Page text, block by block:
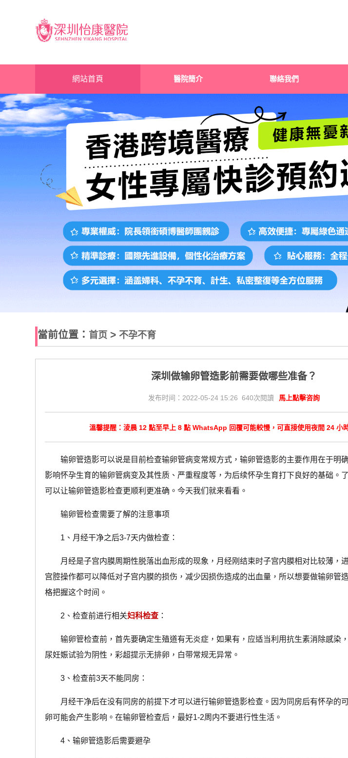
網站首頁 醫院簡介 聯絡我們
當前位置： 首页 > 不孕不育
深圳做输卵管造影前需要做哪些准备？
发布时间：2022-05-24 15:26 640次閱讀 馬上點擊咨詢
溫馨提醒：淩晨 12 點至早上 8 點 WhatsApp 回覆可能較慢，可直接使用夜間 24 小
输卵管造影可以说是目前检查输卵管病变常规方式，输卵管造影的主要作用在于明
影响怀孕生育的输卵管病变及其性质、严重程度等，为后续怀孕生育打下良好的基础。
可以让输卵管造影检查更顺利更准确。今天我们就来看看。
输卵管检查需要了解的注意事项
1、月经干净之后3-7天内做检查：
月经是子宫内膜周期性脱落出血形成的现象，月经刚结束时子宫内膜相对比较薄，
宫腔操作都可以降低对子宫内膜的损伤，减少因损伤造成的出血量，所以想要做输卵管
格把握这个时间。
2、检查前进行相关妇科检查 ：
输卵管检查前，首先要确定生殖道有无炎症，如果有，应适当利用抗生素消除感染，
尿妊娠试验为阴性，彩超提示无排卵，白带常规无异常。
3、检查前3天不能同房：
月经干净后在没有同房的前提下才可以进行输卵管造影检查。因为同房后有怀孕的
卵可能会产生影响。在输卵管检查后，最好1-2周内不要进行性生活。
4、输卵管造影后需要避孕